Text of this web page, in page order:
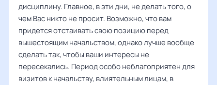
дисциплину. Главное, в эти дни, не делать того, о
чем Вас никто не просит. Возможно, что вам
придется отстаивать свою позицию перед
вышестоящим начальством, однако лучше вообще
сделать так, чтобы ваши интересы не
пересекались. Период особо неблагоприятен для
визитов к начальству, влиятельным лицам, в